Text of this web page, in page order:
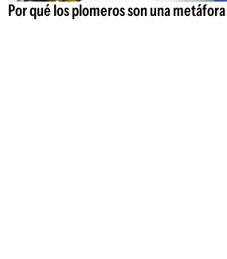
Por qué los plomeros son una